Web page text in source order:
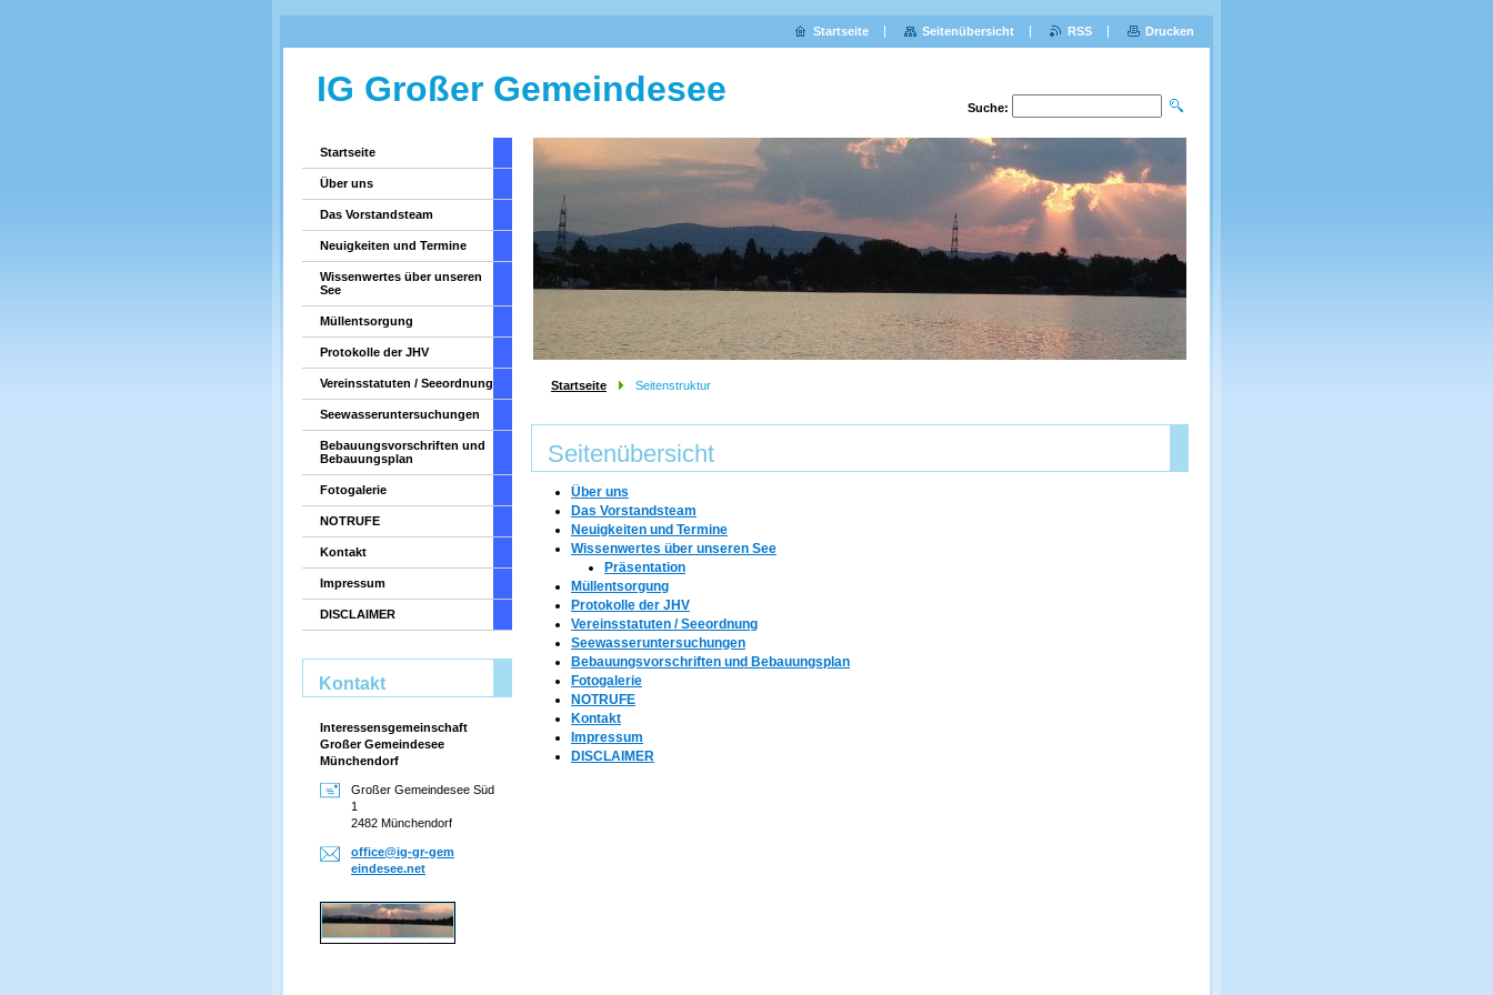
IG Großer Gemeindesee Suche:
Startseite Seitenstruktur
Seitenübersicht
Über uns
Das Vorstandsteam
Neuigkeiten und Termine
Wissenwertes über unseren See
Präsentation
Müllentsorgung
Protokolle der JHV
Vereinsstatuten / Seeordnung
Seewasseruntersuchungen
Bebauungsvorschriften und Bebauungsplan
Fotogalerie
NOTRUFE
Kontakt
Impressum
DISCLAIMER
Startseite
Über uns
Das Vorstandsteam
Neuigkeiten und Termine
Wissenwertes über unseren
See
Müllentsorgung
Protokolle der JHV
Vereinsstatuten / Seeordnung
Seewasseruntersuchungen
Bebauungsvorschriften und
Bebauungsplan
Fotogalerie
NOTRUFE
Kontakt
Impressum
DISCLAIMER
Kontakt
Interessensgemeinschaft
Großer Gemeindesee
Münchendorf
Großer Gemeindesee Süd
1
2482 Münchendorf
office@ig-gr-gem
eindesee.net
Startseite Seitenübersicht RSS Drucken